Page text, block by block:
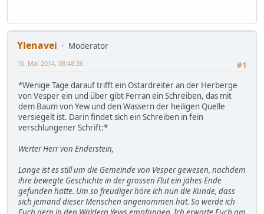
Ylenavei
Moderator
#1
10. Mai 2014, 08:48:36
*Wenige Tage darauf trifft ein Ostardreiter an der Herberge
von Vesper ein und über gibt Ferran ein Schreiben, das mit
dem Baum von Yew und den Wassern der heiligen Quelle
versiegelt ist. Darin findet sich ein Schreiben in fein
verschlungener Schrift:*
Werter Herr von Enderstein,
Lange ist es still um die Gemeinde von Vesper gewesen, nachdem
ihre bewegte Geschichte in der grossen Flut ein jähes Ende
gefunden hatte. Um so freudiger höre ich nun die Kunde, dass
sich jemand dieser Menschen angenommen hat. So werde ich